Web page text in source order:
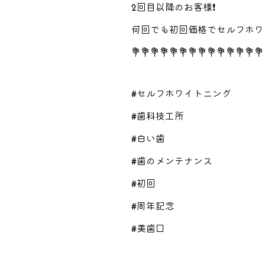
2回目以降のお客様❗
何回でも初回価格でセルフホ
💐💐💐💐💐💐💐💐💐💐💐💐💐💐
#セルフホワイトニング
#歯科技工所
#白い歯
#歯のメンテナンス
#初回
#周年記念
#美歯口